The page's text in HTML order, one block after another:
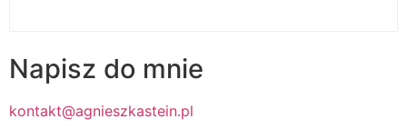
Napisz do mnie
kontakt@agnieszkastein.pl